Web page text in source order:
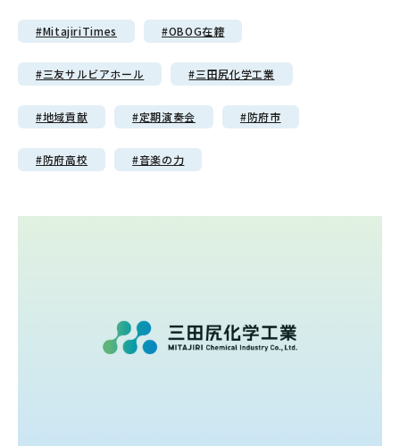
#MitajiriTimes #OBOG在籍
#三友サルビアホール #三田尻化学工業
#地域貢献 #定期演奏会 #防府市
#防府高校 #音楽の力